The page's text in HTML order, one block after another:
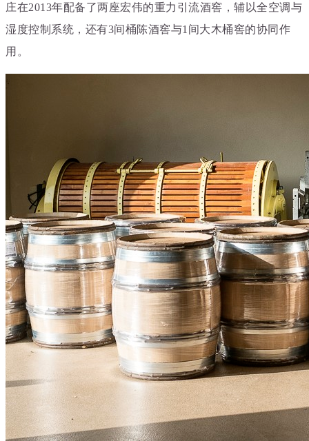
庄在2013年配备了两座宏伟的重力引流酒窖，辅以全空调与
湿度控制系统，还有3间桶陈酒窖与1间大木桶窖的协同作
用。